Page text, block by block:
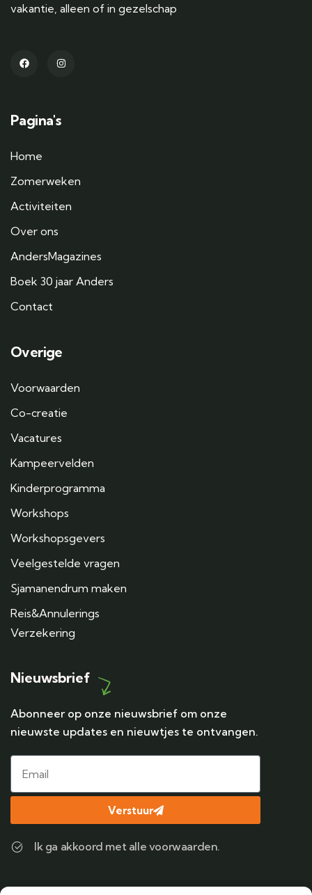
vakantie, alleen of in gezelschap
Pagina's
Home
Zomerweken
Activiteiten
Over ons
AndersMagazines
Boek 30 jaar Anders
Contact
Overige
Voorwaarden
Co-creatie
Vacatures
Kampeervelden
Kinderprogramma
Workshops
Workshopsgevers
Veelgestelde vragen
Sjamanendrum maken
Reis&Annulerings
Verzekering
Nieuwsbrief
Abonneer op onze nieuwsbrief om onze
nieuwste updates en nieuwtjes te ontvangen.
Verstuur
Ik ga akkoord met alle voorwaarden.